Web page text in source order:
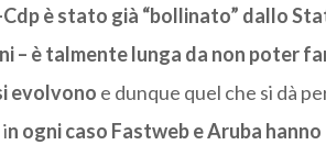
è stato già “bollinato” dallo
– è talmente lunga da non poter
evolvono e dunque quel che si dà
n ogni caso Fastweb e Aruba hanno